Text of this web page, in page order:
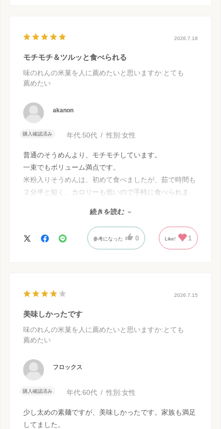
2026.7.18
モチモチ＆ツルッと食べられる
味のれんの米菓を人に薦めたいと思いますか:とても
薦めたい
akanon
購入確認済み 年代:50代 性別:女性
普通のそうめんより、モチモチしています。
一束でもボリューム満点です。
米粉入りそうめんは、初めて食べましたが、茹で時間も
２分半と短く、カロリーも低いので手軽に食べられま
エーションが広がりそうです。
続きを読む
参考になった 0 Like! 1
2026.7.15
美味しかったです
味のれんの米菓を人に薦めたいと思いますか:とても
薦めたい
フロックス
購入確認済み 年代:60代 性別:女性
少し太めの素麺ですが、美味しかったです。家族も満足
してました。